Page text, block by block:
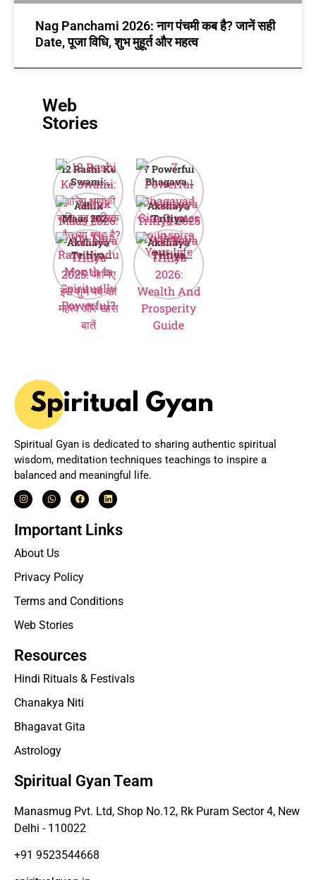
Nag Panchami 2026: नाग पंचमी कब है? जानें सही
Date, पूजा विधि, शुभ मुहूर्त और महत्व
Web
Stories
12 Rashi Ke
Swami:
जानिए आपकी
राशि का मालिक
कौन सा ग्रह है?
7 Powerful
Bhagavad
Gita Quotes
to Inspire
Your Life
Adhik
Maas 2026:
Why This
Rare Hindu
Month is
Spiritually
Powerful?
Akshaya
Tritiya
2025
Wishes in
Hindi
Akshaya
Tritiya
2025: जानिए
इस शुभ पर्व का
महत्व और खास
बातें
Akshaya
Tritiya
2026:
Wealth And
Prosperity
Guide
Spiritual Gyan is dedicated to sharing authentic spiritual
wisdom, meditation techniques teachings to inspire a
balanced and meaningful life.
Important Links
About Us
Privacy Policy
Terms and Conditions
Web Stories
Resources
Hindi Rituals & Festivals
Chanakya Niti
Bhagavat Gita
Astrology
Spiritual Gyan Team
Manasmug Pvt. Ltd, Shop No.12, Rk Puram Sector 4, New
Delhi - 110022
+91 9523544668